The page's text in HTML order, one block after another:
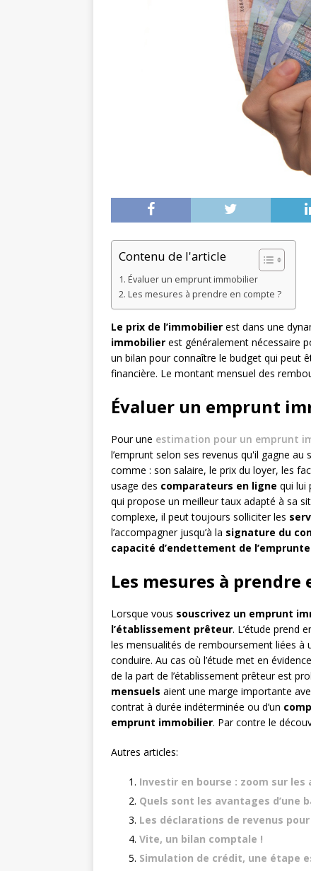
Contenu de l'article
Évaluer un emprunt immobilier
Les mesures à prendre en compte ?
Le prix de l’immobilier est dans une
immobilier est généralement nécessaire
un bilan pour connaître le budget qui peut
financière. Le montant mensuel des
Évaluer un emprunt
Pour une estimation pour un emprunt
l’emprunt selon ses revenus qu'il gagne au
comme : son salaire, le prix du loyer, les
usage des comparateurs en ligne qui lui
qui propose un meilleur taux adapté à sa
complexe, il peut toujours solliciter les
l’accompagner jusqu’à la signature du
capacité d’endettement de
Les mesures à prendre
Lorsque vous souscrivez un emprunt
l’établissement prêteur. L’étude prend
les mensualités de remboursement liées à
conduire. Au cas où l’étude met en
de la part de l’établissement prêteur est
mensuels aient une marge importante
contrat à durée indéterminée ou d’un
emprunt immobilier. Par contre le
Autres articles:
Investir en bourse : zoom sur les
Quels sont les avantages d’une
Les déclarations de revenus
Vite, un bilan comptale !
Simulation de crédit, une étape